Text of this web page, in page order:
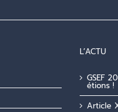
L’ACTU
GSEF
étions !
Article